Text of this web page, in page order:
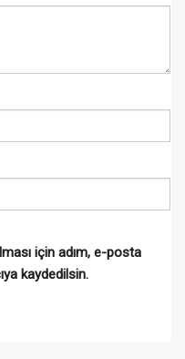
için adım, e-posta
kaydedilsin.